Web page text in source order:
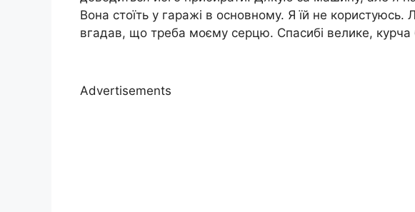
Вона стоїть у гаражі в основному. Я їй не
вгадав, що треба моєму серцю. Спасибі велике,
Advertisements